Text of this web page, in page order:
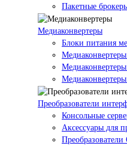
Пакетные
Медиаконвертеры
Блоки питания
Преобразователи
Консольные
Аксессуары для